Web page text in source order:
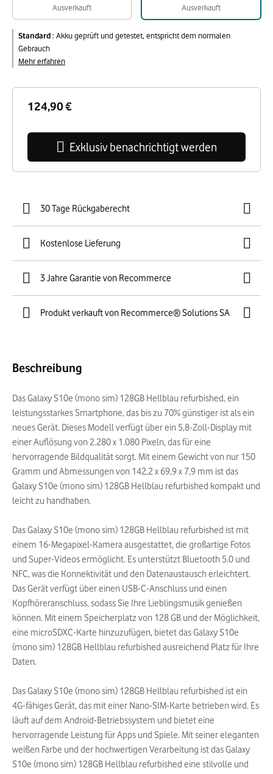
124,90 €
Exklusiv benachrichtigt werden
Ausverkauft Ausverkauft
Standard: Akku geprüft und getestet, entspricht dem normalen
Gebrauch
Mehr erfahren
30 Tage Rückgaberecht
Kostenlose Lieferung
3 Jahre Garantie von Recommerce
Produkt verkauft von Recommerce® Solutions SA
Beschreibung
Das Galaxy S10e (mono sim) 128GB Hellblau refurbished, ein
leistungsstarkes Smartphone, das bis zu 70% günstiger ist als ein
neues Gerät. Dieses Modell verfügt über ein 5,8-Zoll-Display mit
einer Auflösung von 2.280 x 1.080 Pixeln, das für eine
hervorragende Bildqualität sorgt. Mit einem Gewicht von nur 150
Gramm und Abmessungen von 142,2 x 69,9 x 7,9 mm ist das
Galaxy S10e (mono sim) 128GB Hellblau refurbished kompakt und
leicht zu handhaben.
Das Galaxy S10e (mono sim) 128GB Hellblau refurbished ist mit
einem 16-Megapixel-Kamera ausgestattet, die großartige Fotos
und Super-Videos ermöglicht. Es unterstützt Bluetooth 5.0 und
NFC, was die Konnektivität und den Datenaustausch erleichtert.
Das Gerät verfügt über einen USB-C-Anschluss und einen
Kopfhöreranschluss, sodass Sie Ihre Lieblingsmusik genießen
können. Mit einem Speicherplatz von 128 GB und der Möglichkeit,
eine microSDXC-Karte hinzuzufügen, bietet das Galaxy S10e
(mono sim) 128GB Hellblau refurbished ausreichend Platz für Ihre
Daten.
Das Galaxy S10e (mono sim) 128GB Hellblau refurbished ist ein
4G-fähiges Gerät, das mit einer Nano-SIM-Karte betrieben wird. Es
läuft auf dem Android-Betriebssystem und bietet eine
hervorragende Leistung für Apps und Spiele. Mit seiner eleganten
weißen Farbe und der hochwertigen Verarbeitung ist das Galaxy
S10e (mono sim) 128GB Hellblau refurbished eine stilvolle und